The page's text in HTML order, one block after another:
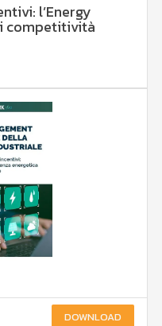
l’Energy
competitività
DOWNLOAD